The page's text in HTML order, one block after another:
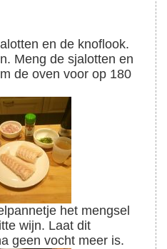
Meng de sjalotten en
de oven voor op 180
wijn. Laat dit
geen vocht meer is.